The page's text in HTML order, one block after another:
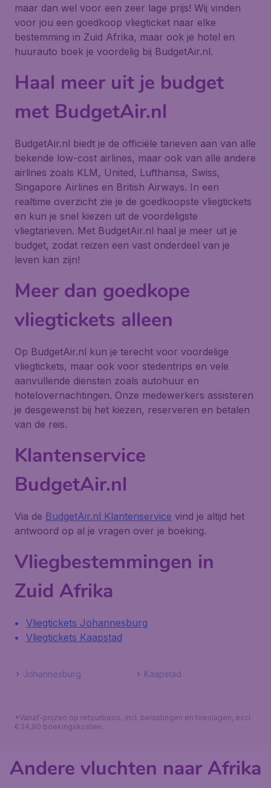
maar dan wel voor een zeer lage prijs! Wij vinden
voor jou een goedkoop vliegticket naar elke
bestemming in Zuid Afrika, maar ook je hotel en
huurauto boek je voordelig bij BudgetAir.nl.
Haal meer uit je budget
met BudgetAir.nl
BudgetAir.nl biedt je de officiële tarieven aan van alle
bekende low-cost airlines, maar ook van alle andere
airlines zoals KLM, United, Lufthansa, Swiss,
Singapore Airlines en British Airways. In een
realtime overzicht zie je de goedkoopste vliegtickets
en kun je snel kiezen uit de voordeligste
vliegtarieven. Met BudgetAir.nl haal je meer uit je
budget, zodat reizen een vast onderdeel van je
leven kan zijn!
Meer dan goedkope
vliegtickets alleen
Op BudgetAir.nl kun je terecht voor voordelige
vliegtickets, maar ook voor stedentrips en vele
aanvullende diensten zoals autohuur en
hotelovernachtingen. Onze medewerkers assisteren
je desgewenst bij het kiezen, reserveren en betalen
van de reis.
Klantenservice
BudgetAir.nl
Via de BudgetAir.nl Klantenservice vind je altijd het
antwoord op al je vragen over je boeking.
Vliegbestemmingen in
Zuid Afrika
Vliegtickets Johannesburg
Vliegtickets Kaapstad
Johannesburg Kaapstad
*Vanaf-prijzen op retourbasis, incl. belastingen en toeslagen, excl.
€ 24,90 boekingskosten.
Andere vluchten naar Afrika